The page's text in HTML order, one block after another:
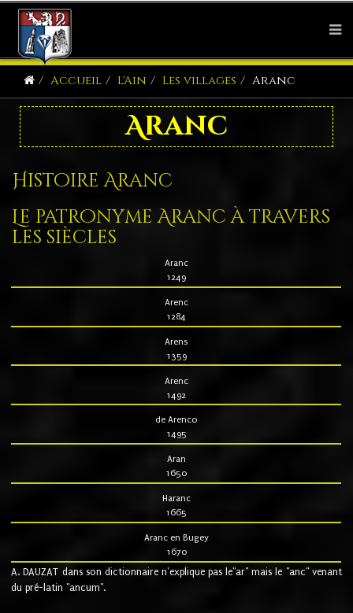
Accueil L'Ain Les villages Aranc
Aranc
Histoire Aranc
Le patronyme Aranc à travers
les siècles
Aranc
1249
Arenc
1284
Arens
1359
Arenc
1492
de Arenco
1495
Aran
1650
Haranc
1665
Aranc en Bugey
1670
A. DAUZAT dans son dictionnaire n'explique pas le"ar" mais le "anc" venant
du pré-latin "ancum".